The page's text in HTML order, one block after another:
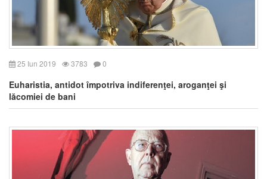
25 Iun 2019 3783 0
Euharistia, antidot împotriva indiferenţei, aroganţei şi
lăcomiei de bani